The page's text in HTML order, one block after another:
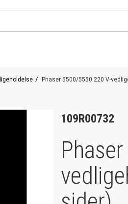
Phaser 5500/5550 220 V-
109R00732